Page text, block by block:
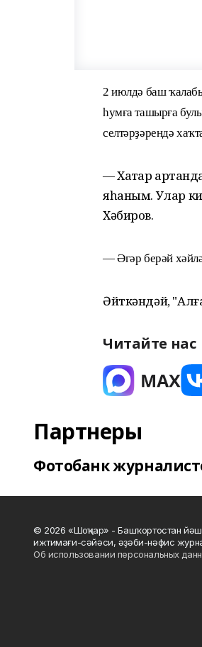
2 июлдә баш
һумға ташырға
селтәрҙәрендә
— Хаҡтар
яһаным. Улар
Хәбиров.
—Әгәр берәй
Әйткәндәй,
Читайте нас
Партнеры
Фотобанк
© 2026 «Шоңҡар» - Башҡортостан
ижтимағи-сәйәси, әҙәби-нәфис
Об использовании персональных